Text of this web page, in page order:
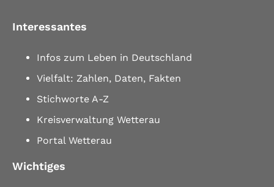
Interessantes
Infos zum Leben in Deutschland
Vielfalt: Zahlen, Daten, Fakten
Stichworte A-Z
Kreisverwaltung Wetterau
Portal Wetterau
Wichtiges